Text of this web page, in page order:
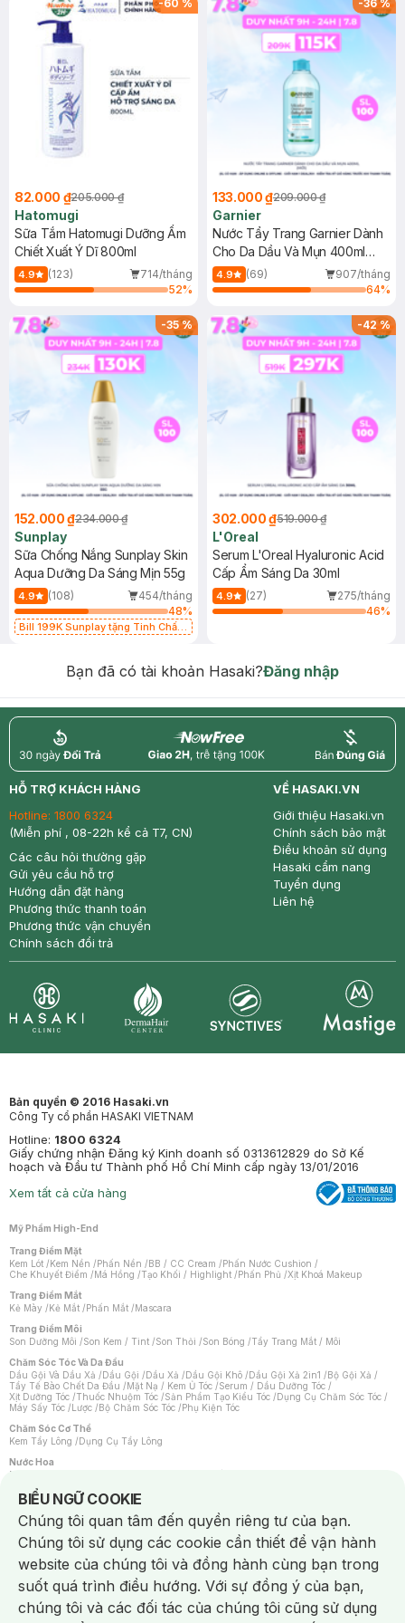
-60 %
82.000 ₫205.000 ₫
Hatomugi
Sữa Tắm Hatomugi Dưỡng Ẩm
Chiết Xuất Ý Dĩ 800ml
4.9 (123)
714/tháng
52%
-36%
133.000 ₫209.000 ₫
Garnier
Nước Tẩy Trang Garnier Dành
Cho Da Dầu Và Mụn 400ml
(Mới)
4.9 (69)
907/tháng
64%
-35%
152.000 ₫234.000 ₫
Sunplay
Sữa Chống Nắng Sunplay Skin
Aqua Dưỡng Da Sáng Mịn 55g
4.9 (108)
454/tháng
48%
Bill 199K Sunplay tặng Tinh Chất
-42%
302.000 ₫519.000 ₫
L'Oreal
Serum L'Oreal Hyaluronic Acid
Cấp Ẩm Sáng Da 30ml
4.9 (27)
275/tháng
46%
Bạn đã có tài khoản Hasaki?Đăng nhập
return nowfree price
HỖ TRỢ KHÁCH HÀNG
Hotline: 1800 6324
(Miễn phí , 08-22h kể cả T7, CN)
Các câu hỏi thường gặp
Gửi yêu cầu hỗ trợ
Hướng dẫn đặt hàng
Phương thức thanh toán
Phương thức vận chuyển
Chính sách đổi trả
VỀ HASAKI.VN
Giới thiệu Hasaki.vn
Chính sách bảo mật
Điều khoản sử dụng
Hasaki cẩm nang
Tuyển dụng
Liên hệ
Bản quyền © 2016 Hasaki.vn
Công Ty cổ phần HASAKI VIETNAM
Hotline: 1800 6324
Giấy chứng nhận Đăng ký Kinh doanh số 0313612829 do Sở Kế
hoạch và Đầu tư Thành phố Hồ Chí Minh cấp ngày 13/01/2016
Xem tất cả cửa hàng
Mỹ Phẩm High-End
Trang Điểm Mặt
Kem Lót /Kem Nền /Phấn Nền /BB / CC Cream /Phấn Nước Cushion /
Che Khuyết Điểm /Má Hồng /Tạo Khối / Highlight /Phấn Phủ /Xịt Khoá Makeup
Trang Điểm Mắt
Kẻ Mày /Kẻ Mắt /Phấn Mắt /Mascara
Trang Điểm Môi
Son Dưỡng Môi /Son Kem / Tint /Son Thỏi /Son Bóng /Tẩy Trang Mắt / Môi
Chăm Sóc Tóc Và Da Đầu
Dầu Gội Và Dầu Xả /Dầu Gội /Dầu Xả /Dầu Gội Khô /Dầu Gội Xả 2in1 /Bộ Gội Xả /
Tẩy Tế Bào Chết Da Đầu /Mặt Nạ / Kem Ủ Tóc /Serum / Dầu Dưỡng Tóc /
Xịt Dưỡng Tóc /Thuốc Nhuộm Tóc /Sản Phẩm Tạo Kiểu Tóc /Dụng Cụ Chăm Sóc Tóc /
Máy Sấy Tóc /Lược /Bộ Chăm Sóc Tóc /Phụ Kiện Tóc
Chăm Sóc Cơ Thể
Kem Tẩy Lông /Dụng Cụ Tẩy Lông
Nước Hoa
Nước Hoa Nữ
Chăm Sóc Cá Nhân
Chống Muỗi /Khẩu Trang /Máy Massage/Mặt Nạ Xông Hơi /Nước Rửa Tay/
Sản Phẩm Chăm Sóc Khác /Bàn Chải Đánh Răng /Bàn Chải Điện/
Hỗ Trợ Trắng Răng/Kem Đánh Răng /Máy Tăm Nước/ Nước Súc Miệng/
Tăm / Chỉ Nha Khoa/ Xịt Thơm Miệng / Dung Dịch Vệ Sinh/Dưỡng Vùng Kín/
Khăn Ướt Vệ Sinh Vùng Kín/Băng Vệ Sinh/Tampon/Bọt Cạo Râu /Dao Cạo Râu/
Máy Cạo Râu
Vấn Đề Về Da
Da Dầu / Lỗ Chân Lông To/ Da Khô / Mất Nước/ Da Lão Hóa/ Da Mụn/
Da Nhạy Cảm / Kích Ứng
Da Xỉn Màu Thâm / Nám / Tàn Nhang
BIỂU NGỮ COOKIE
Notice about cookies usage
Chúng tôi quan tâm đến quyền riêng tư của bạn.
Chúng tôi sử dụng các cookie cần thiết để vận hành
website của chúng tôi và đồng hành cùng bạn trong
suốt quá trình điều hướng. Với sự đồng ý của bạn,
chúng tôi và các đối tác của chúng tôi cũng sử dụng